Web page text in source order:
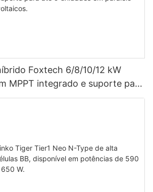
Foxtech 6/8/10/12 kW
MPPT integrado e suporte para
paralelo para sistemas